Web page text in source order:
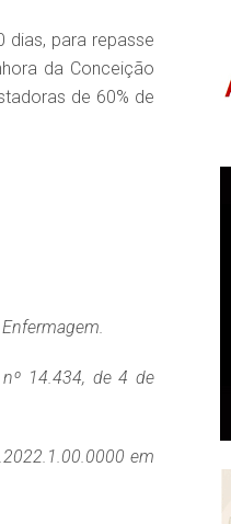
para repasse
da Conceição
de 60% de
14.434, de 4 de
em